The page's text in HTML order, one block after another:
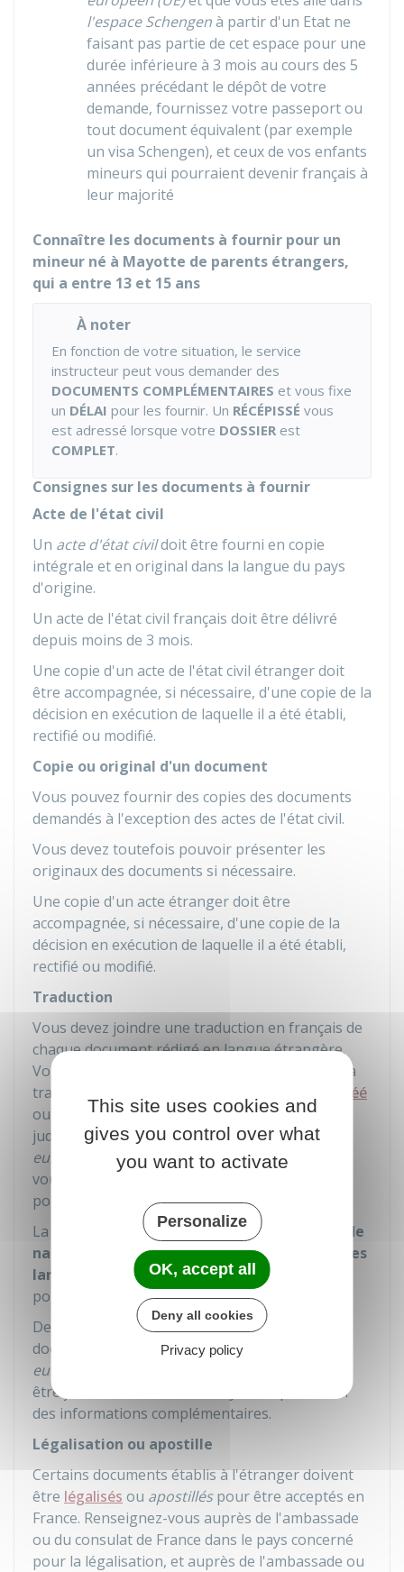
l'espace Schengenà partir d'un Etat ne
faisant pas partie de cet espace pour une
durée inférieure à 3 mois au cours des 5
années précédant le dépôt de votre
demande, fournissez votre passeport ou
tout document équivalent (par exemple
un visa Schengen), et ceux de vos enfants
mineurs qui pourraient devenir français à
leur majorité
Connaître les documents à fournir pour un
mineur né à Mayotte de parents étrangers,
qui a entre 13 et 15 ans
À noter
En fonction de votre situation, le service
instructeur peut vous demander des
DOCUMENTS COMPLÉMENTAIRES et vous fixe
un DÉLAI pour les fournir. Un RÉCÉPISSÉ vous
est adressé lorsque votre DOSSIER est
COMPLET.
Consignes sur les documents à fournir
Acte de l'état civil
Un acte d'état civildoit être fourni en copie
intégrale et en original dans la langue du pays
d'origine.
Un acte de l'état civil français doit être délivré
depuis moins de 3 mois.
Une copie d'un acte de l'état civil étranger doit
être accompagnée, si nécessaire, d'une copie de la
décision en exécution de laquelle il a été établi,
rectifié ou modifié.
Copie ou original d'un document
Vous pouvez fournir des copies des documents
demandés à l'exception des actes de l'état civil.
Vous devez toutefois pouvoir présenter les
originaux des documents si nécessaire.
Une copie d'un acte étranger doit être
accompagnée, si nécessaire, d'une copie de la
décision en exécution de laquelle il a été établi,
rectifié ou modifié.
Traduction
Vous devez joindre une traduction en français de
chaque document rédigé en langue étrangère.
Vous devez fournir l'original de la traduction. La
traduction doit être faite par un
traducteur agréé
ou habilité à intervenir auprès des autorités
judiciaires ou administratives d'un autrepays
européen
. Si vous êtes à l'étranger, adressez-
vous à l'ambassade ou au consulat de France
pour consulter la liste des traducteurs agréés.
La traduction d'unextrait plurilingue d'acte de
naissance ou d'acte de mariage dont l'une des
langues est le françaisn'est pas nécessaire
pour une personne majeure.
De plus, pour éviter d'avoir à traduire certains
documents délivrés par un pays de
européenne
être joint. Consultez le
pour avoir
des informations complémentaires.
Légalisation ou apostille
Certains documents établis à l'étranger doivent
être légalisés ou apostilléspour être acceptés en
France. Renseignez-vous auprès de l'ambassade
ou du consulat de France dans le pays concerné
pour la légalisation, et auprès de l'ambassade ou
This site uses cookies and
gives you control over what
you want to activate
Personalize
OK, accept all
Deny all cookies
Privacy policy